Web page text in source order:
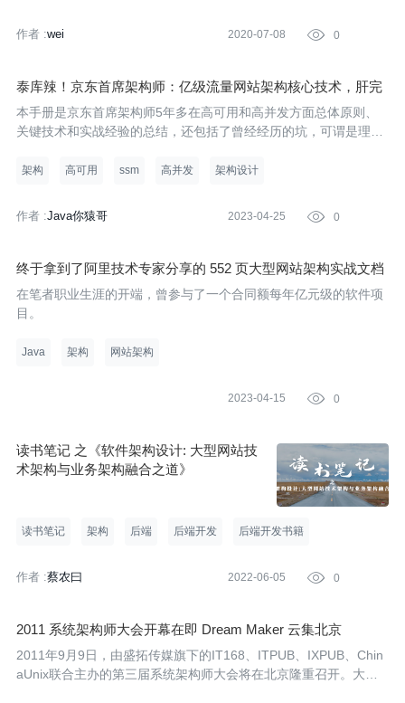
作者 :wei 2020-07-08  0
泰库辣！京东首席架构师：亿级流量网站架构核心技术，肝完
薪资飙升
本手册是京东首席架构师5年多在高可用和高并发方面总体原则、
关键技术和实战经验的总结，还包括了曾经经历的坑，可谓是理论
冲击下仍能正常运行的葵花宝典,是互联网一线技术研发人员的实战
架构 高可用 ssm 高并发 架构设计
作者 :Java你猿哥 2023-04-25  0
终于拿到了阿里技术专家分享的 552 页大型网站架构实战文档
在笔者职业生涯的开端，曾参与了一个合同额每年亿元级的软件项
目。
Java 架构 网站架构
2023-04-15  0
读书笔记 之《软件架构设计: 大型网站技
术架构与业务架构融合之道》
读书笔记 架构 后端 后端开发 后端开发书籍
作者 :蔡农曰 2022-06-05  0
2011 系统架构师大会开幕在即 Dream Maker 云集北京
2011年9月9日，由盛拓传媒旗下的IT168、ITPUB、IXPUB、Chin
aUnix联合主办的第三届系统架构师大会将在北京隆重召开。大会